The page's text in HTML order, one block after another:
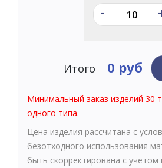
-
Итого 0 руб
Минимальный заказ изделий 30
одного типа.
Цена изделия рассчитана с
безотходного использования
быть скорректирована с